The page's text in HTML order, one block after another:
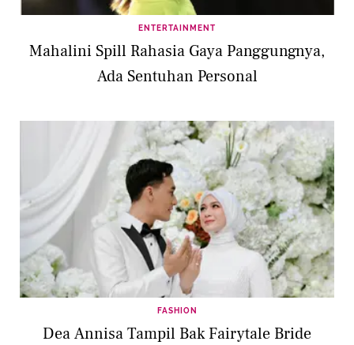
ENTERTAINMENT
Mahalini Spill Rahasia Gaya Panggungnya,
Ada Sentuhan Personal
FASHION
Dea Annisa Tampil Bak Fairytale Bride